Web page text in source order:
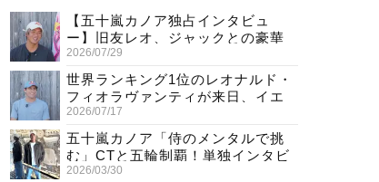
【五十嵐カノア独占インタビュ
ー】旧友レオ、ジャックとの豪華
プライベートセッション
2026/07/29
世界ランキング1位のレオナルド・
フィオラヴァンティが来日、イエ
ロージャージ獲得直後の独占イン
タビュー
2026/07/17
五十嵐カノア「侍のメンタルで挑
む」CTと五輪制覇！単独インタビ
ューで熱弁
2026/03/30